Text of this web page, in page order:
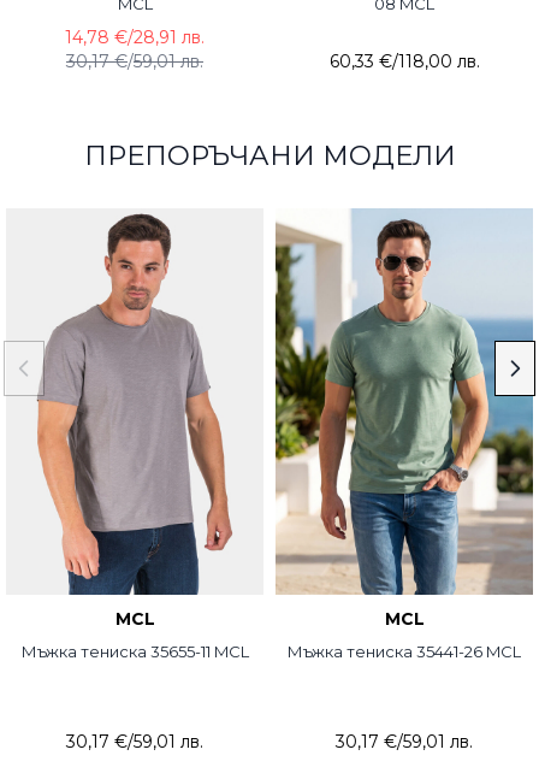
MCL
30,17 €/59,01 лв.
14,78 €/28,91 лв.
08 MCL
60,33 €/118,00 лв.
ПРЕПОРЪЧАНИ МОДЕЛИ
MCL
Мъжка тениска 35655-11 MCL
30,17 €/59,01 лв.
MCL
Мъжка тениска 35441-26 MCL
30,17 €/59,01 лв.